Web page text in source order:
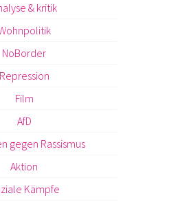
& kritik
NoBorder
Repression
Film
AfD
gegen Rassismus
Aktion
Kämpfe